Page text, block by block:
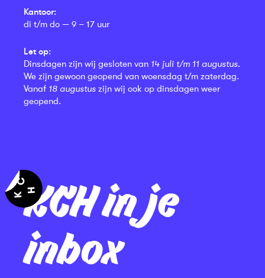
KCH in je
inbox
Kantoor:
di t/m do — 9 – 17 uur
Let op:
Dinsdagen zijn wij gesloten van 14 juli t/m 11 augustus.
We zijn gewoon geopend van woensdag t/m zaterdag.
Vanaf 18 augustus zijn wij ook op dinsdagen weer
geopend.